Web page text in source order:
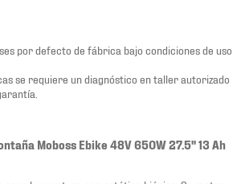
por defecto de fábrica bajo condiciones de uso
se requiere un diagnóstico en taller autorizado
Moboss Ebike 48V 650W 27.5" 13 Ah